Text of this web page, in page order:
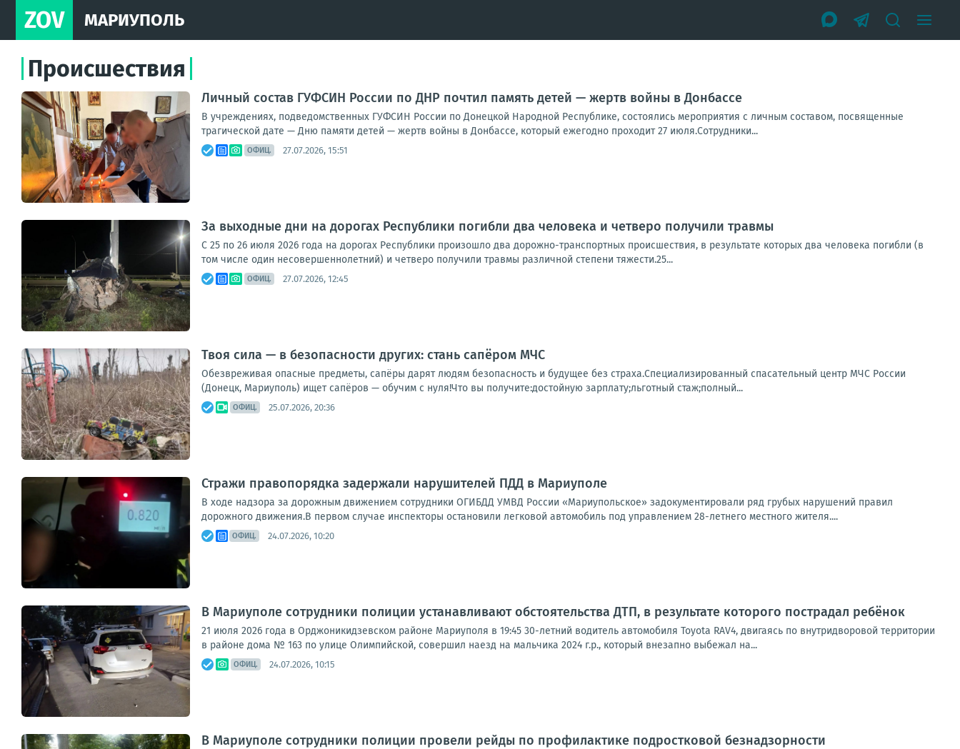
ZOV МАРИУПОЛЬ
Происшествия
Личный состав ГУФСИН России по ДНР почтил память детей — жертв войны в Донбассе
В учреждениях, подведомственных ГУФСИН России по Донецкой Народной Республике, состоялись мероприятия с личным составом, посвященные
трагической дате — Дню памяти детей — жертв войны в Донбассе, который ежегодно проходит 27 июля.Сотрудники...
ОФИЦ. 27.07.2026, 15:51
За выходные дни на дорогах Республики погибли два человека и четверо получили травмы
С 25 по 26 июля 2026 года на дорогах Республики произошло два дорожно-транспортных происшествия, в результате которых два человека погибли (в
том числе один несовершеннолетний) и четверо получили травмы различной степени тяжести.25...
ОФИЦ. 27.07.2026, 12:45
Твоя сила — в безопасности других: стань сапёром МЧС
Обезвреживая опасные предметы, сапёры дарят людям безопасность и будущее без страха.Специализированный спасательный центр МЧС России
(Донецк, Мариуполь) ищет сапёров — обучим с нуля!Что вы получите:достойную зарплату;льготный стаж;полный...
ОФИЦ. 25.07.2026, 20:36
Стражи правопорядка задержали нарушителей ПДД в Мариуполе
В ходе надзора за дорожным движением сотрудники ОГИБДД УМВД России «Мариупольское» задокументировали ряд грубых нарушений правил
дорожного движения.В первом случае инспекторы остановили легковой автомобиль под управлением 28-летнего местного жителя....
ОФИЦ. 24.07.2026, 10:20
В Мариуполе сотрудники полиции устанавливают обстоятельства ДТП, в результате которого пострадал ребёнок
21 июля 2026 года в Орджоникидзевском районе Мариуполя в 19:45 30-летний водитель автомобиля Toyota RAV4, двигаясь по внутридворовой территории
в районе дома № 163 по улице Олимпийской, совершил наезд на мальчика 2024 г.р., который внезапно выбежал на...
ОФИЦ. 24.07.2026, 10:15
В Мариуполе сотрудники полиции провели рейды по профилактике подростковой безнадзорности